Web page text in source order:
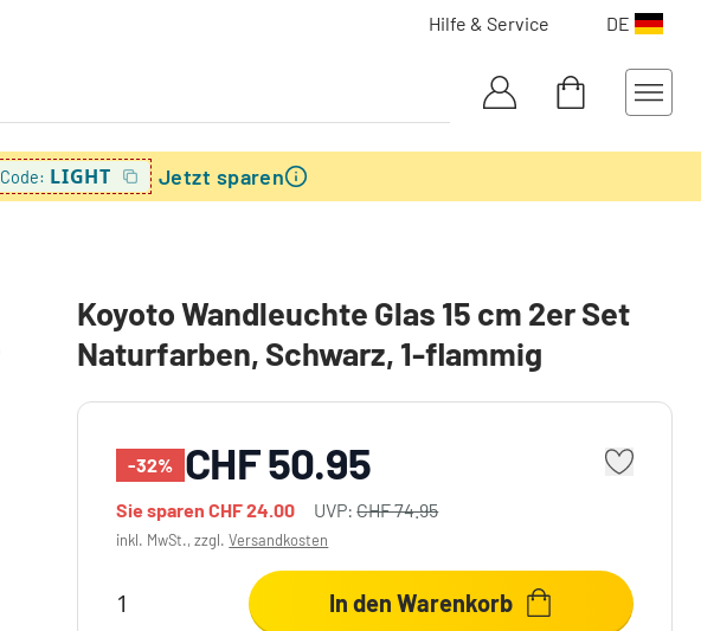
Hilfe & Service DE
Code: LIGHT Jetzt sparen
Koyoto Wandleuchte Glas 15 cm 2er Set
Naturfarben, Schwarz, 1-flammig
-32% CHF 50.95
Sie sparenCHF 24.00 UVP:CHF 74.95
inkl. MwSt., zzgl.Versandkosten
In den Warenkorb